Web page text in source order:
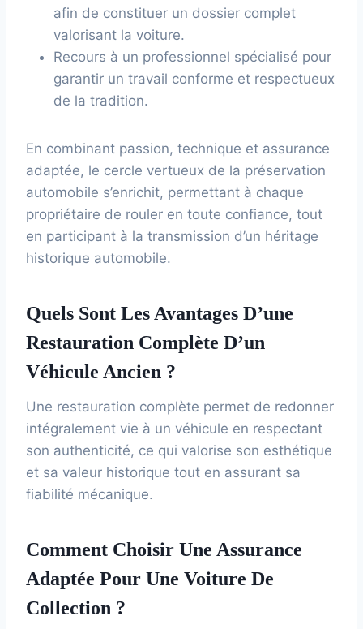
afin de constituer un dossier complet
valorisant la voiture.
Recours à un professionnel spécialisé pour
garantir un travail conforme et respectueux
de la tradition.
En combinant passion, technique et assurance
adaptée, le cercle vertueux de la préservation
automobile s’enrichit, permettant à chaque
propriétaire de rouler en toute confiance, tout
en participant à la transmission d’un héritage
historique automobile.
Quels Sont Les Avantages D’une
Restauration Complète D’un
Véhicule Ancien ?
Une restauration complète permet de redonner
intégralement vie à un véhicule en respectant
son authenticité, ce qui valorise son esthétique
et sa valeur historique tout en assurant sa
fiabilité mécanique.
Comment Choisir Une Assurance
Adaptée Pour Une Voiture De
Collection ?